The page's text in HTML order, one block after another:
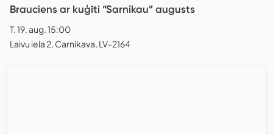
Brauciens ar kuģīti “Sarnikau” augusts
T. 19. aug. 15:00
Laivu iela 2, Carnikava, LV-2164